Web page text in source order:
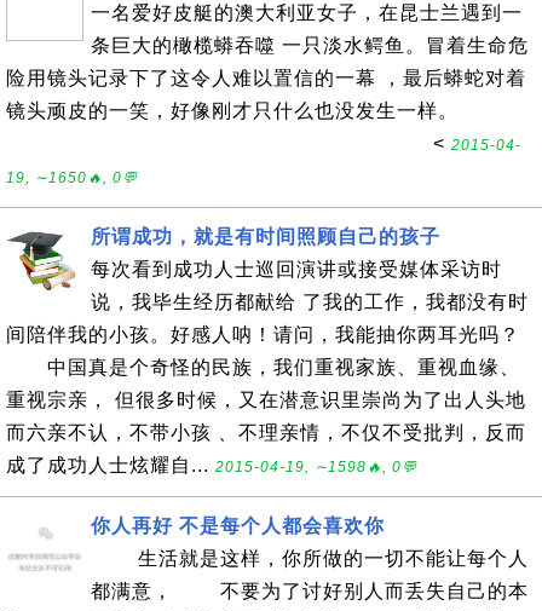
一名爱好皮艇的澳大利亚女子，在昆士兰遇到一
条巨大的橄榄蟒吞噬 一只淡水鳄鱼。冒着生命危
险用镜头记录下了这令人难以置信的一幕 ，最后蟒蛇对着
镜头顽皮的一笑，好像刚才只什么也没发生一样。
< 2015-04-
19, ∼1650🔥, 0💬
所谓成功，就是有时间照顾自己的孩子
每次看到成功人士巡回演讲或接受媒体采访时
说，我毕生经历都献给 了我的工作，我都没有时
间陪伴我的小孩。好感人呐！请问，我能抽你两耳光吗？
中国真是个奇怪的民族，我们重视家族、重视血缘、
重视宗亲， 但很多时候，又在潜意识里崇尚为了出人头地
而六亲不认，不带小孩 、不理亲情，不仅不受批判，反而
成了成功人士炫耀自... 2015-04-19, ∼1598🔥, 0💬
你人再好 不是每个人都会喜欢你
生活就是这样，你所做的一切不能让每个人
都满意， 不要为了讨好别人而丢失自己的本